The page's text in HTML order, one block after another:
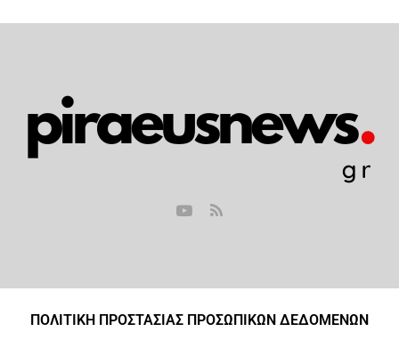
ΠΟΛΙΤΙΚΗ ΠΡΟΣΤΑΣΙΑΣ ΠΡΟΣΩΠΙΚΩΝ ΔΕΔΟΜΕΝΩΝ